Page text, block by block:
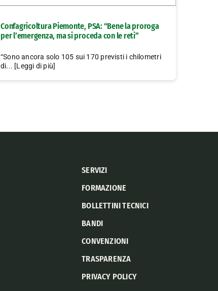
Confagricoltura Piemonte, PSA: “Bene la proroga
per l’emergenza, ma si proceda con le reti”
“Sono ancora solo 105 sui 170 previsti i chilometri
di... [Leggi di più]
SERVIZI
FORMAZIONE
BOLLETTINI TECNICI
BANDI
CONVENZIONI
TRASPARENZA
PRIVACY POLICY